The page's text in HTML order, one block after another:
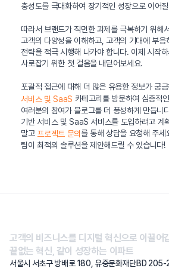
충성도를 극대화하여 장기적인 성장으로 이어
따라서 브랜드가 직면한 과제를 극복하기 위해
고객의 다양성을 이해하고, 고객의 기대에 부응
전략을 적극 시행해 나가야 합니다. 이제 시작
사로잡기 위한 첫 걸음을 내딛어보세요.
포괄적 접근에 대해 더 많은 유용한 정보가 궁
서비스 및 SaaS 카테고리를 방문하여 심층적
여러분의 참여가 블로그를 더 풍성하게 만듭니
기반 서비스 및 SaaS 서비스를 도입하려고 계
말고 프로젝트 문의 를 통해 상담을 요청해 주
팀이 최적의 솔루션을 제안해드릴 수 있습니다!
고객의 비즈니스를 디지털 혁신으로 이끌어
끝없는 혁신, 같이 성장하는 이파트
서울시 서초구 방배로 180, 유중문화재단BD